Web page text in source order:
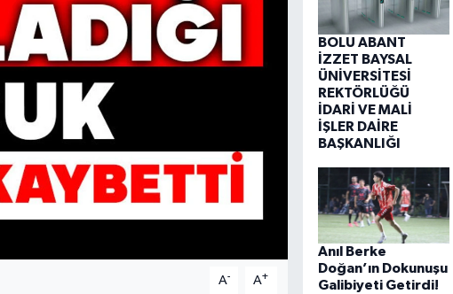
A- A+
BOLU ABANT
İZZET BAYSAL
ÜNİVERSİTESİ
REKTÖRLÜĞÜ
İDARİ VE MALİ
İŞLER DAİRE
BAŞKANLIĞI
Anıl Berke
Doğan’ın Dokunuşu
Galibiyeti Getirdi!